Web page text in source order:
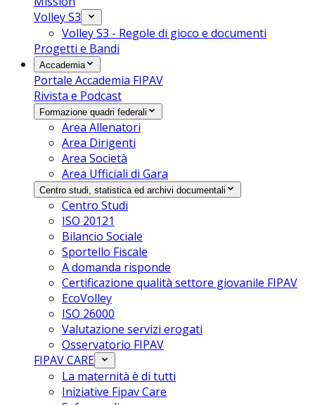
Volley S3
Volley S3 - Regole di gioco e documenti
Progetti e Bandi
Accademia
Portale Accademia FIPAV
Rivista e Podcast
Formazione quadri federali
Area Allenatori
Area Dirigenti
Area Società
Area Ufficiali di Gara
Centro studi, statistica ed archivi documentali
Centro Studi
ISO 20121
Bilancio Sociale
Sportello Fiscale
A domanda risponde
Certificazione qualità settore giovanile FIPAV
EcoVolley
ISO 26000
Valutazione servizi erogati
Osservatorio FIPAV
FIPAV CARE
La maternità è di tutti
Iniziative Fipav Care